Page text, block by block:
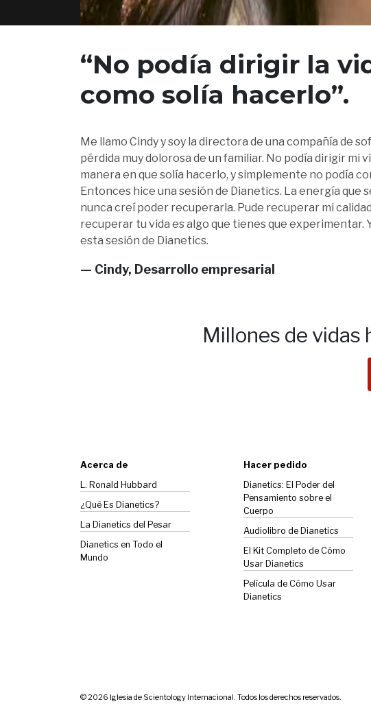
“No podía dirigir la
como solía hacerlo”.
Me llamo Cindy y soy la directora de una compañía de
pérdida muy dolorosa de un familiar. No podía dirigir mi
manera en que solía hacerlo, y simplemente no podía
Entonces hice una sesión de Dianetics. La energía que
nunca creí poder recuperarla. Pude recuperar mi
recuperar tu vida es algo que tienes que experimentar.
esta sesión de Dianetics.
— Cindy, Desarrollo empresarial
Millones de vidas
Acerca de
L. Ronald Hubbard
¿Qué Es Dianetics?
La Dianetics del Pesar
Dianetics en Todo el
Mundo
Hacer pedido
Dianetics: El Poder del
Pensamiento sobre el
Cuerpo
Audiolibro de Dianetics
El Kit Completo de Cómo
Usar Dianetics
Película de Cómo Usar
Dianetics
© 2026 Iglesia de Scientology Internacional. Todos los derechos reservados.